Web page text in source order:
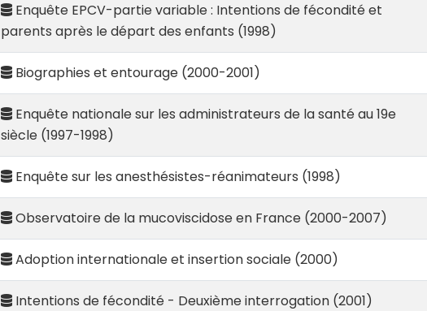
Enquête EPCV-partie variable : Intentions de fécondité et
parents après le départ des enfants (1998)
Biographies et entourage (2000-2001)
Enquête nationale sur les administrateurs de la santé au 19e
siècle (1997-1998)
Enquête sur les anesthésistes-réanimateurs (1998)
Observatoire de la mucoviscidose en France (2000-2007)
Adoption internationale et insertion sociale (2000)
Intentions de fécondité - Deuxième interrogation (2001)